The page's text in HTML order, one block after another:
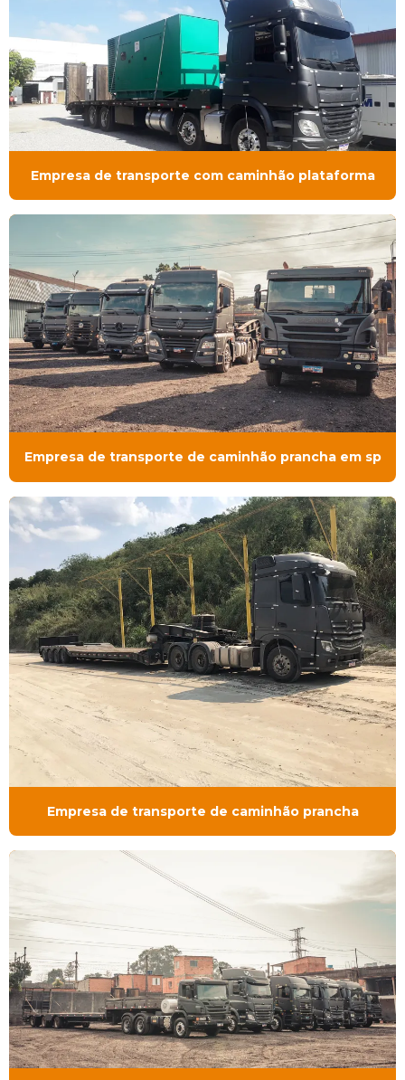
Empresa de transporte com caminhão plataforma
Empresa de transporte de caminhão prancha em sp
Empresa de transporte de caminhão prancha